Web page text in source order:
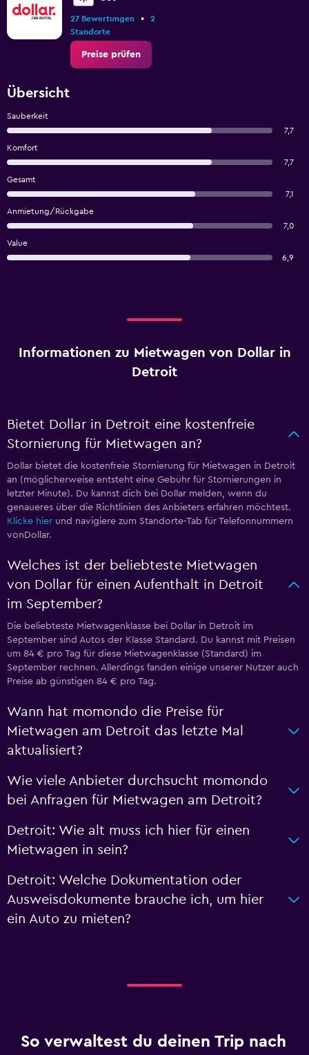
27 Bewertungen •
2
Standorte
Preise prüfen
Übersicht
Sauberkeit
7,7
Komfort
7,7
Gesamt
7,1
Anmietung/Rückgabe
7,0
Value
6,9
Informationen zu Mietwagen von Dollar in
Detroit
Bietet Dollar in Detroit eine kostenfreie
Stornierung für Mietwagen an?
Dollar bietet die kostenfreie Stornierung für Mietwagen in Detroit
an (möglicherweise entsteht eine Gebühr für Stornierungen in
letzter Minute). Du kannst dich bei Dollar melden, wenn du
genaueres über die Richtlinien des Anbieters erfahren möchtest.
Klicke hier und navigiere zum Standorte-Tab für Telefonnummern
vonDollar.
Welches ist der beliebteste Mietwagen
von Dollar für einen Aufenthalt in Detroit
im September?
Die beliebteste Mietwagenklasse bei Dollar in Detroit im
September sind Autos der Klasse Standard. Du kannst mit Preisen
um 84 € pro Tag für diese Mietwagenklasse (Standard) im
September rechnen. Allerdings fanden einige unserer Nutzer auch
Preise ab günstigen 84 € pro Tag.
Wann hat momondo die Preise für
Mietwagen am Detroit das letzte Mal
aktualisiert?
Wie viele Anbieter durchsucht momondo
bei Anfragen für Mietwagen am Detroit?
Detroit: Wie alt muss ich hier für einen
Mietwagen in sein?
Detroit: Welche Dokumentation oder
Ausweisdokumente brauche ich, um hier
ein Auto zu mieten?
So verwaltest du deinen Trip nach